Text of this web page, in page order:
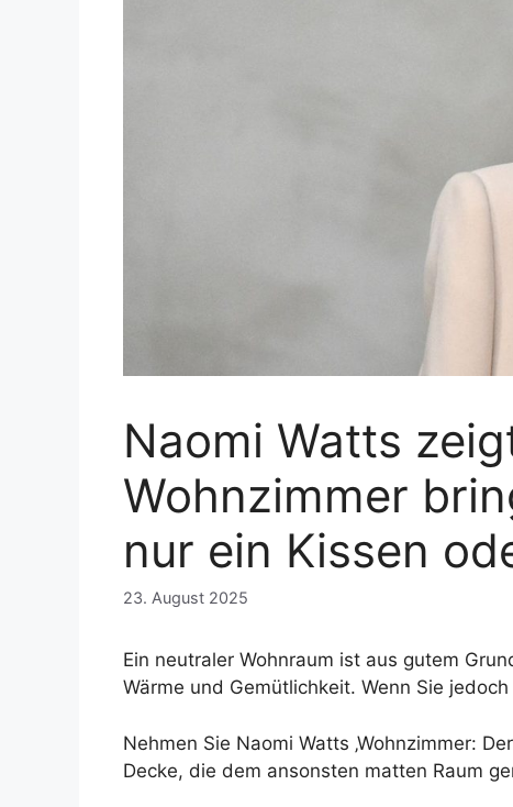
Naomi Watts
Wohnzimmer
nur ein Kissen
23. August 2025
Ein neutraler Wohnraum ist aus gutem
Wärme und Gemütlichkeit. Wenn Sie
Nehmen Sie Naomi Watts ‚Wohnzimmer:
Decke, die dem ansonsten matten Raum